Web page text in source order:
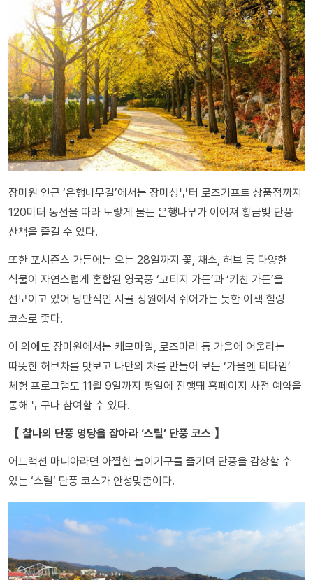
장미원 인근 ‘은행나무길’에서는 장미성부터 로즈기프트 상품점까지
120미터 동선을 따라 노랗게 물든 은행나무가 이어져 황금빛 단풍
산책을 즐길 수 있다.
또한 포시즌스 가든에는 오는 28일까지 꽃, 채소, 허브 등 다양한
식물이 자연스럽게 혼합된 영국풍 ‘코티지 가든’과 ‘키친 가든’을
선보이고 있어 낭만적인 시골 정원에서 쉬어가는 듯한 이색 힐링
코스로 좋다.
이 외에도 장미원에서는 캐모마일, 로즈마리 등 가을에 어울리는
따뜻한 허브차를 맛보고 나만의 차를 만들어 보는 ‘가을엔 티타임’
체험 프로그램도 11월 9일까지 평일에 진행돼 홈페이지 사전 예약을
통해 누구나 참여할 수 있다.
【 찰나의 단풍 명당을 잡아라 ‘스릴’ 단풍 코스 】
어트랙션 마니아라면 아찔한 놀이기구를 즐기며 단풍을 감상할 수
있는 ‘스릴’ 단풍 코스가 안성맞춤이다.